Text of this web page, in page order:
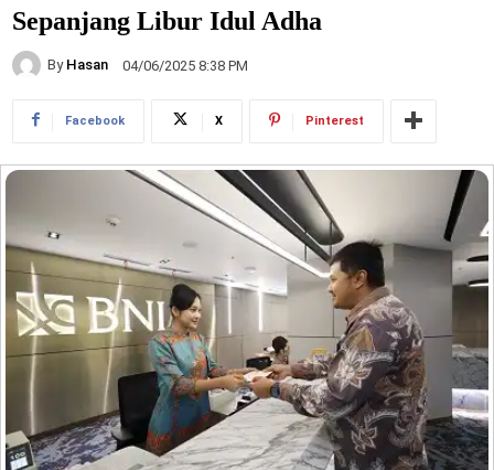
Sepanjang Libur Idul Adha
By Hasan 04/06/2025 8:38 PM
Facebook X Pinterest